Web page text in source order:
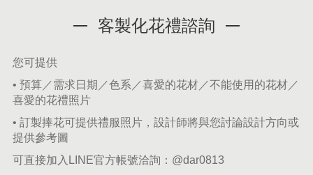
客製化花禮諮詢
您可提供
• 預算／需求日期／色系／喜愛的花材／不能使用的花材／
喜愛的花禮照片
• 訂製捧花可提供禮服照片，設計師將與您討論設計方向或
提供參考圖
可直接加入LINE官方帳號洽詢： @dar0813